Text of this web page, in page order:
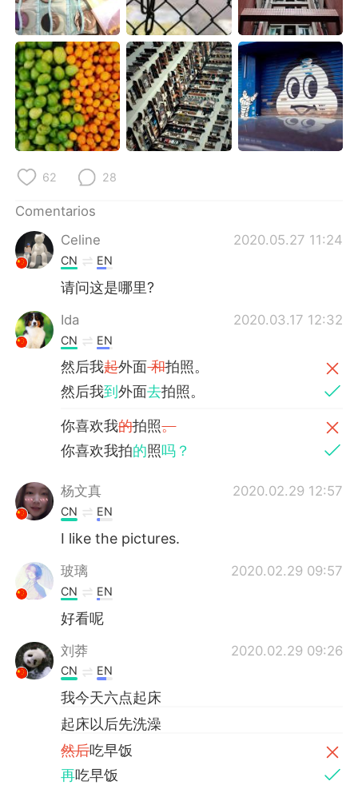
Русский ไทย
Indonesia Italiano
Türkçe Tiếng Việt
Português
62 28
Comentarios
Celine
2020.05.27 11:24
CN EN
请问这是哪里?
Ida 2020.03.17 12:32
CN EN
然后我起外面和拍照。
然后我到外面去拍照。
你喜欢我的拍照。
你喜欢我拍的照吗？
杨文真 2020.02.29 12:57
CN EN
I like the pictures.
玻璃 2020.02.29 09:57
CN EN
好看呢
刘莽 2020.02.29 09:26
CN EN
我今天六点起床
起床以后先洗澡
然后吃早饭
再吃早饭